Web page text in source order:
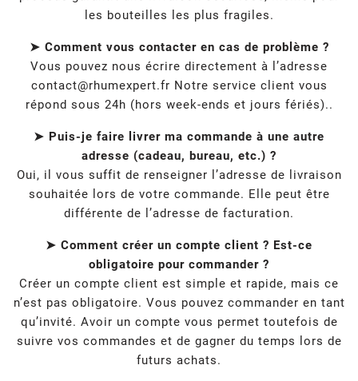
les bouteilles les plus fragiles.
➤ Comment vous contacter en cas de problème ?
Vous pouvez nous écrire directement à l’adresse
contact@rhumexpert.fr Notre service client vous
répond sous 24h (hors week-ends et jours fériés)..
➤ Puis-je faire livrer ma commande à une autre
adresse (cadeau, bureau, etc.) ?
Oui, il vous suffit de renseigner l’adresse de livraison
souhaitée lors de votre commande. Elle peut être
différente de l’adresse de facturation.
➤ Comment créer un compte client ? Est-ce
obligatoire pour commander ?
Créer un compte client est simple et rapide, mais ce
n’est pas obligatoire. Vous pouvez commander en tant
qu’invité. Avoir un compte vous permet toutefois de
suivre vos commandes et de gagner du temps lors de
futurs achats.